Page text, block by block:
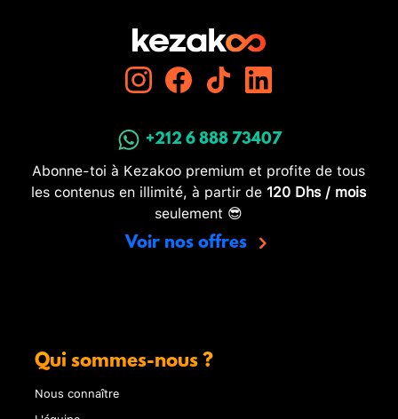
+212 6 888 73407
Abonne-toi à Kezakoo premium et profite de tous
les contenus en illimité, à partir de 120 Dhs / mois
seulement 😎
Voir nos offres
Qui sommes-nous ?
Nous connaître